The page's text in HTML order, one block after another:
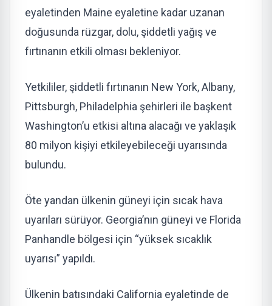
eyaletinden Maine eyaletine kadar uzanan
doğusunda rüzgar, dolu, şiddetli yağış ve
fırtınanın etkili olması bekleniyor.
Yetkililer, şiddetli fırtınanın New York, Albany,
Pittsburgh, Philadelphia şehirleri ile başkent
Washington’u etkisi altına alacağı ve yaklaşık
80 milyon kişiyi etkileyebileceği uyarısında
bulundu.
Öte yandan ülkenin güneyi için sıcak hava
uyarıları sürüyor. Georgia’nın güneyi ve Florida
Panhandle bölgesi için “yüksek sıcaklık
uyarısı” yapıldı.
Ülkenin batısındaki California eyaletinde de